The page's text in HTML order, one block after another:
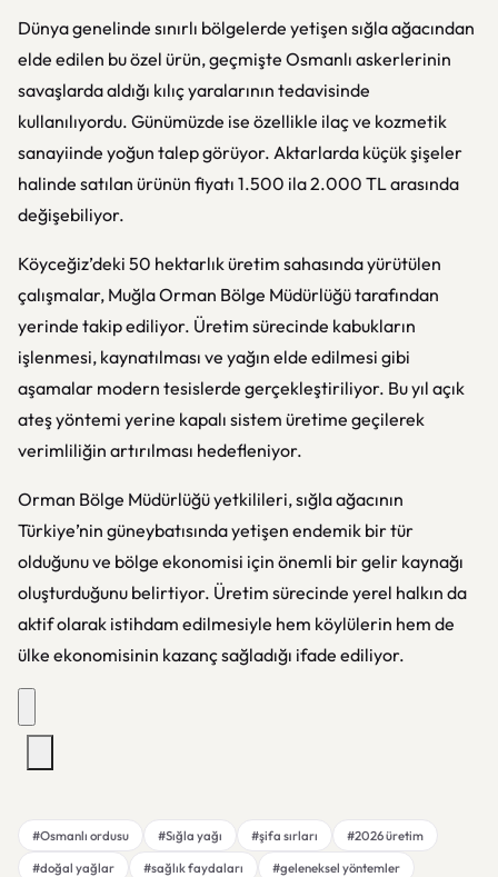
Dünya genelinde sınırlı bölgelerde yetişen sığla ağacından
elde edilen bu özel ürün, geçmişte Osmanlı askerlerinin
savaşlarda aldığı kılıç yaralarının tedavisinde
kullanılıyordu. Günümüzde ise özellikle ilaç ve kozmetik
sanayiinde yoğun talep görüyor. Aktarlarda küçük şişeler
halinde satılan ürünün fiyatı 1.500 ila 2.000 TL arasında
değişebiliyor.
Köyceğiz’deki 50 hektarlık üretim sahasında yürütülen
çalışmalar, Muğla Orman Bölge Müdürlüğü tarafından
yerinde takip ediliyor. Üretim sürecinde kabukların
işlenmesi, kaynatılması ve yağın elde edilmesi gibi
aşamalar modern tesislerde gerçekleştiriliyor. Bu yıl açık
ateş yöntemi yerine kapalı sistem üretime geçilerek
verimliliğin artırılması hedefleniyor.
Orman Bölge Müdürlüğü yetkilileri, sığla ağacının
Türkiye’nin güneybatısında yetişen endemik bir tür
olduğunu ve bölge ekonomisi için önemli bir gelir kaynağı
oluşturduğunu belirtiyor. Üretim sürecinde yerel halkın da
aktif olarak istihdam edilmesiyle hem köylülerin hem de
ülke ekonomisinin kazanç sağladığı ifade ediliyor.
#Osmanlı ordusu #Sığla yağı #şifa sırları
#2026 üretim
#doğal yağlar
#sağlık faydaları
#geleneksel yöntemler